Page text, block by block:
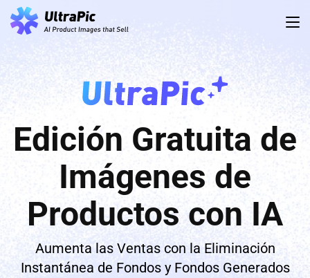
Edición Gratuita de
Imágenes de
Productos con IA
Aumenta las Ventas con la Eliminación
Instantánea de Fondos y Fondos Generados